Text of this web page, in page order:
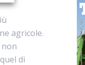
agricole.
di